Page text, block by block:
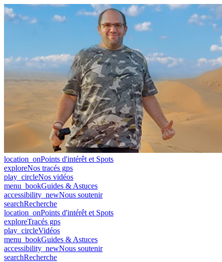
location_onPoints d'intérêt et Spots
exploreNos tracés gps
play_circleNos vidéos
menu_bookGuides & Astuces
accessibility_newNous soutenir
searchRecherche
location_onPoints d'intérêt et Spots
exploreTracés gps
play_circleVidéos
menu_bookGuides & Astuces
accessibility_newNous soutenir
searchRecherche